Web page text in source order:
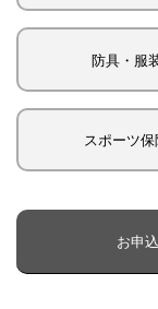
防具・服
スポーツ保
お申